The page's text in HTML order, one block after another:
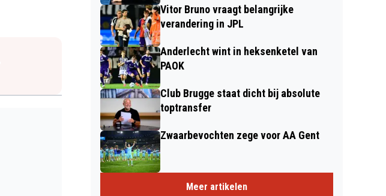
Vitor Bruno vraagt belangrijke
verandering in JPL
Anderlecht wint in heksenketel van
PAOK
Club Brugge staat dicht bij absolute
toptransfer
Zwaarbevochten zege voor AA Gent
Meer artikelen